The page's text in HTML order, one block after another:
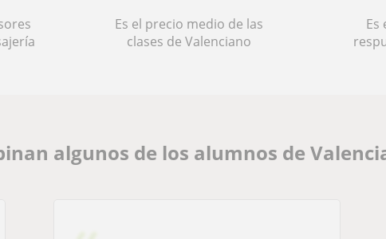
Es el precio medio de las
clases de Valenciano
Es
algunos de los alumnos de